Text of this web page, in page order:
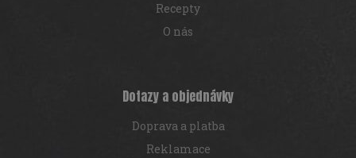
Recepty
O nás
Dotazy a objednávky
Doprava a platba
Reklamace